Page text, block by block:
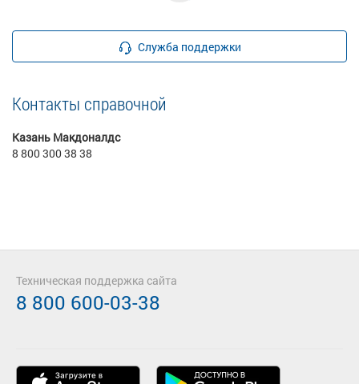
Служба поддержки
Контакты справочной
Казань Макдоналдс
8 800 300 38 38
Техническая поддержка сайта
8 800 600-03-38